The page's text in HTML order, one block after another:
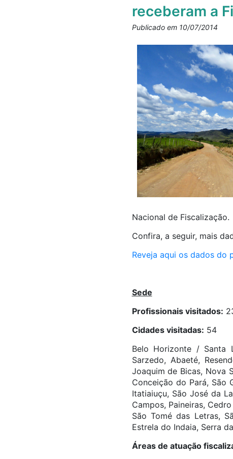
receberam a
Publicado em 10/07/2014
Nacional de Fiscalização.
Confira, a seguir, mais
Reveja aqui os dados do
Sede
Profissionais visitados:
Cidades visitadas: 54
Belo Horizonte / Santa
Sarzedo, Abaeté,
Joaquim de Bicas, Nova
Conceição do Pará, São
Itatiaiuçu, São José da
Campos, Paineiras,
São Tomé das Letras,
Estrela do Indaia, Serra
Áreas de atuação